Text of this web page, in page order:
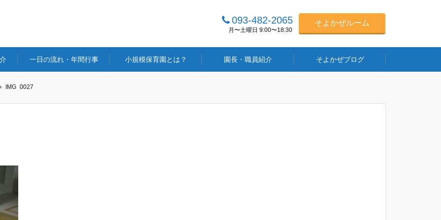
093-482-2065
月〜土曜日 9:00〜18:30
そよかぜルーム
一日の流れ・年間行事 小規模保育園とは？ 園長・職員紹介 そよかぜブログ
IMG_0027